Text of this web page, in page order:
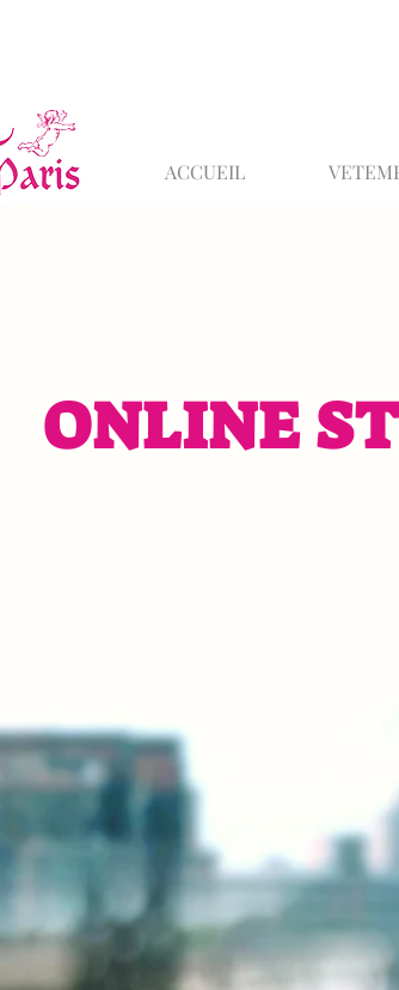
ACCUEIL
ONLINE